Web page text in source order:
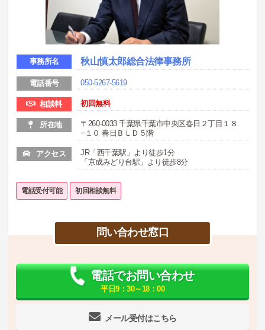
事務所名 秋山慎太郎総合法律事務所
電話番号 050-5267-5619
相談料 初回無料
所在地
〒260-0033 千葉県千葉市中央区春日２丁目１８
−１０ 春日ＢＬＤ５階
アクセス
JR「西千葉駅」より徒歩1分
「京成みどり台駅」より徒歩8分
電話受付可能 初回相談無料
問い合わせ窓口
メール受付はこちら
電話でお問い合わせ
平日9：30～18：00